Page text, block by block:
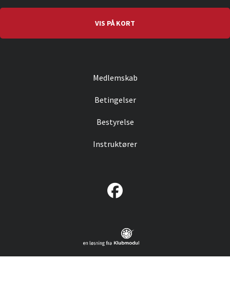
VIS PÅ KORT
Medlemskab
Betingelser
Bestyrelse
Instruktører